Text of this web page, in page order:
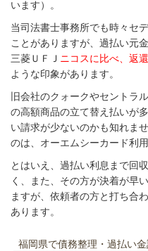
います）。
当司法書士事務所でも時々セ
ことがありますが、過払い元
三菱ＵＦＪ ニコスに比べ、返
ような印象があります。
旧会社のクォークやセントラ
の高額商品の立て替え払いが
い請求が少ないのかも知れませ
のは、オーエムシーカード利
とはいえ、過払い利息まで回
く、また、その方が決着が早い
ますが、依頼者の方と打ち合
あります。
福岡県で債務整理・過払い